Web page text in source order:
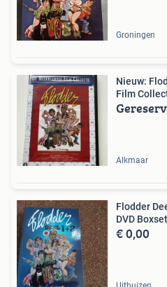
Groningen
Nieuw:
Film
Alkmaar
Flodder
DVD Boxset
€ 0,00